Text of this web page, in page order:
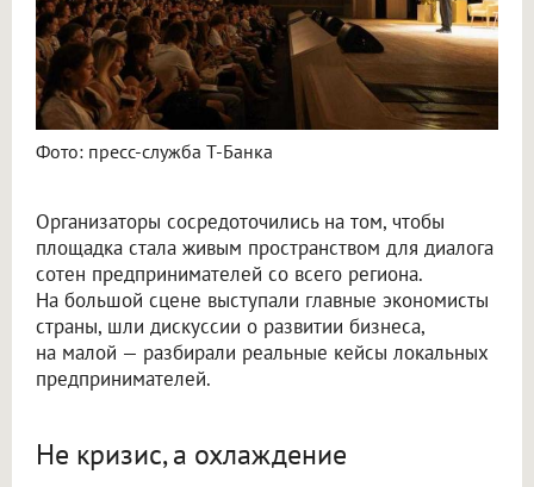
Фото: пресс-служба Т-Банка
Организаторы сосредоточились на том, чтобы
площадка стала живым пространством для диалога
сотен предпринимателей со всего региона.
На большой сцене выступали главные экономисты
страны, шли дискуссии о развитии бизнеса,
на малой — разбирали реальные кейсы локальных
предпринимателей.
Не кризис, а охлаждение